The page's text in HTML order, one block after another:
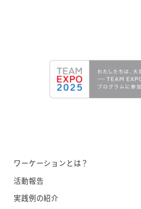
ワーケーションとは？
活動報告
実践例の紹介